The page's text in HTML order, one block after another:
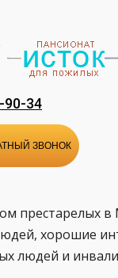
90-34
ЗВОНОК
престарелых
хорошие
людей и